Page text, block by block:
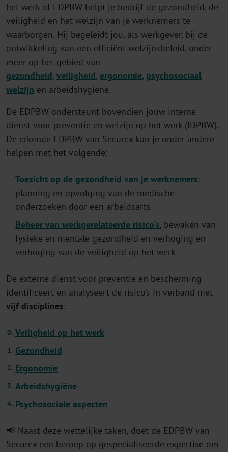
het werk of EDPBW helpt je bedrijf de gezondheid, de
veiligheid en het welzijn van je werknemers te
waarborgen. Hij begeleidt jou, als werkgever, bij de
ontwikkeling van een efficiënt welzijnsbeleid, onder
meer op het gebied van
gezondheid, veiligheid, ergonomie, psychosociaal
welzijn en arbeidshygiëne.
De EDPBW ondersteunt bovendien jouw interne
dienst voor preventie en welzijn op het werk (IDPBW).
De erkende EDPBW van Securex kan je onder andere
helpen met het volgende:
Toezicht op de gezondheid van je werknemers:
planning en opvolging van de medische
onderzoeken door een arbeidsarts
Beheer van werkgerelateerde risico's, bewaken van
fysieke en mentale gezondheid en verhoging en
verhoging van de veiligheid op het werk
De externe dienst voor preventie en bescherming
identificeert en analyseert de risico’s in verband met
vijf disciplines:
Veiligheid op het werk
Gezondheid
Ergonomie
Arbeidshygiëne
Psychosociale aspecten
📢 Naast deze wettelijke taken, doet de EDPBW van
Securex een beroep op gespecialiseerde expertise om